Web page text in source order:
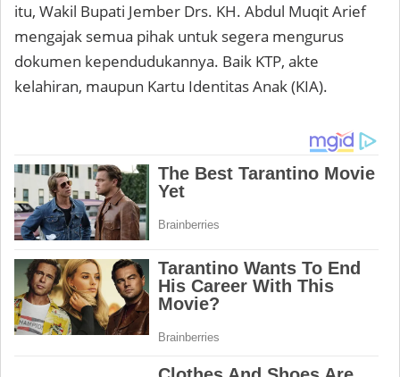
itu, Wakil Bupati Jember Drs. KH. Abdul Muqit Arief
mengajak semua pihak untuk segera mengurus
dokumen kependudukannya. Baik KTP, akte
kelahiran, maupun Kartu Identitas Anak (KIA).